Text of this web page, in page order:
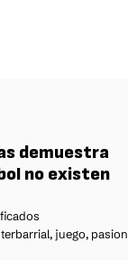
demuestra
no existen
, juego, pasion